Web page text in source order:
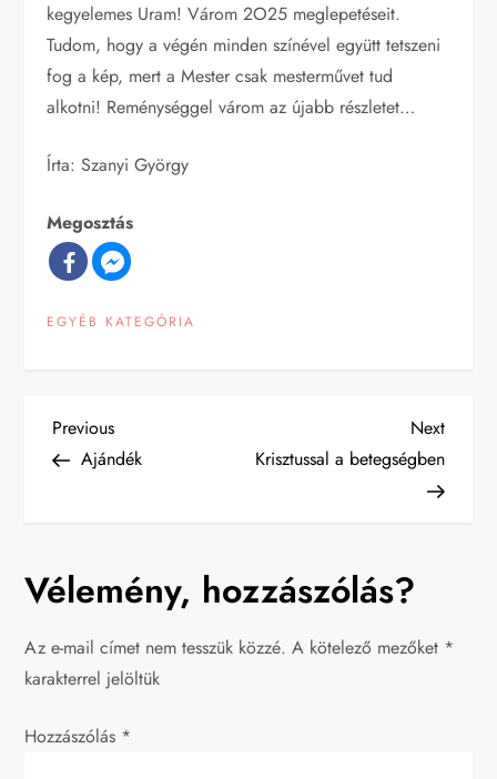
kegyelemes Uram! Várom 2O25 meglepetéseit.
Tudom, hogy a végén minden színével együtt tetszeni
fog a kép, mert a Mester csak mesterművet tud
alkotni! Reménységgel várom az újabb részletet…
Írta: Szanyi György
Megosztás
EGYÉB KATEGÓRIA
B
e
g
y
z
Previous
Post
Previous
Ajándék
Next
Post
Next
Krisztussal a betegségben
Vélemény, hozzászólás?
Az e-mail címet nem tesszük közzé. A kötelező mezőket *
karakterrel jelöltük
Hozzászólás *